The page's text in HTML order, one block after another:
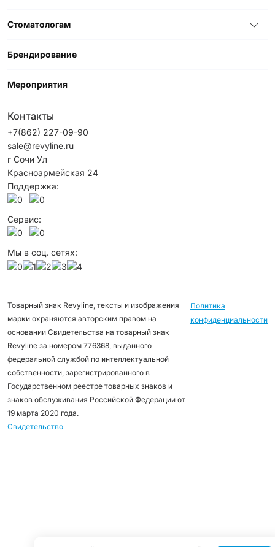
Стоматологам
Брендирование
Мероприятия
Контакты
+7(862) 227-09-90
sale@revyline.ru
г Сочи Ул
Красноармейская 24
Поддержка:
Сервис:
Мы в соц. сетях:
Товарный знак Revyline, тексты и изображения
марки охраняются авторским правом на
основании Свидетельства на товарный знак
Revyline за номером 776368, выданного
федеральной службой по интеллектуальной
собственности, зарегистрированного в
Государственном реестре товарных знаков и
знаков обслуживания Российской Федерации от
19 марта 2020 года.
Свидетельство
Политика
конфиденциальности